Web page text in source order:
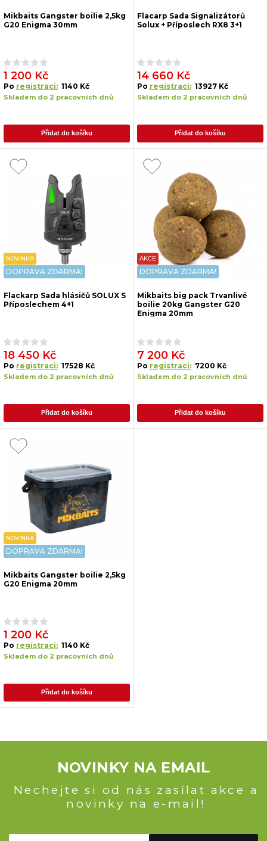
Mikbaits Gangster boilie 2,5kg
G20 Enigma 30mm
1 200 Kč
Po registraci: 1140 Kč
Skladem do 2 pracovních dnů
Přidat do košíku
Flacarp Sada Signalizátorů
Solux + Příposlech RX8 3+1
14 660 Kč
Po registraci: 13927 Kč
Skladem do 2 pracovních dnů
Přidat do košíku
NOVINKA
DOPRAVA ZDARMA!
Flackarp Sada hlásičů SOLUX S
Příposlechem 4+1
18 450 Kč
Po registraci: 17528 Kč
Skladem do 2 pracovních dnů
Přidat do košíku
AKCE
DOPRAVA ZDARMA!
Mikbaits big pack Trvanlivé
boilie 20kg Gangster G20
Enigma 20mm
7 200 Kč
Po registraci: 7200 Kč
Skladem do 2 pracovních dnů
Přidat do košíku
NOVINKA
DOPRAVA ZDARMA!
Mikbaits Gangster boilie 2,5kg
G20 Enigma 20mm
1 200 Kč
Po registraci: 1140 Kč
Skladem do 2 pracovních dnů
Přidat do košíku
NOVINKY NA EMAIL
Nechejte si od nás zasílat akce a
novinky na e-mail!